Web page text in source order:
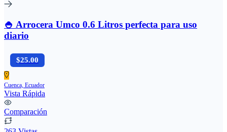
🍚 Arrocera Umco 0.6 Litros perfecta para uso
diario
$25.00
Cuenca, Ecuador
Vista Rápida
Comparación